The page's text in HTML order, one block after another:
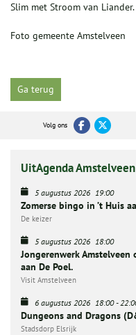
Slim met Stroom van Liander.
Foto gemeente Amstelveen
Ga terug
Volg ons
UitAgenda Amstelveen
5 augustus 2026 19:00
Zomerse bingo in ’t Huis
De keizer
5 augustus 2026 18:00
Jongerenwerk
aan De Poel.
Visit Amstelveen
6 augustus 2026 18:00-
Dungeons and Dragons
Stadsdorp Elsrijk